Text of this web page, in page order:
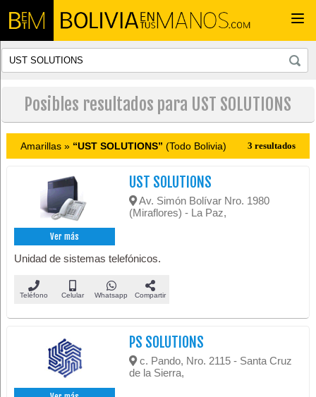
Posibles resultados para UST SOLUTIONS
Amarillas » “UST SOLUTIONS” (Todo Bolivia) 3 resultados
Ver más
UST SOLUTIONS
Av. Simón Bolívar Nro. 1980
(Miraflores) - La Paz,
Unidad de sistemas telefónicos.
Teléfono Celular Whatsapp Compartir
PS SOLUTIONS
c. Pando, Nro. 2115 - Santa Cruz
de la Sierra,